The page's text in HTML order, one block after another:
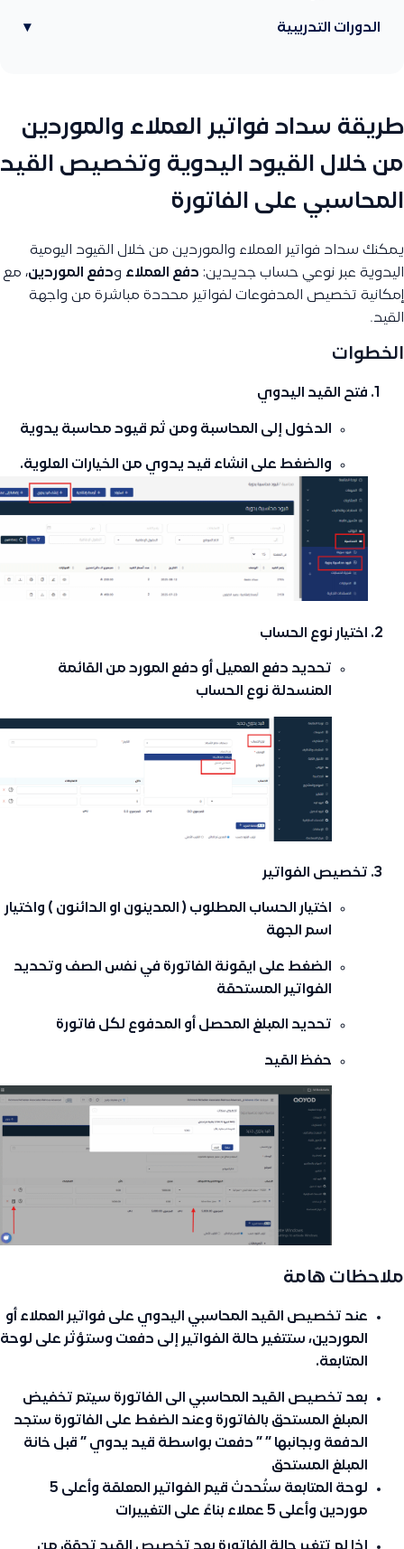
الدورات التدريبية ▾
طريقة سداد فواتير العملاء والموردين
من خلال القيود اليدوية وتخصيص القيد
المحاسبي على الفاتورة
يمكنك سداد فواتير العملاء والموردين من خلال القيود اليومية
اليدوية عبر نوعي حساب جديدين: دفع العملاء ودفع الموردين، مع
إمكانية تخصيص المدفوعات لفواتير محددة مباشرة من واجهة
القيد.
الخطوات
فتح القيد اليدوي
الدخول إلى المحاسبة ومن ثم قيود محاسبة يدوية
والضغط على انشاء قيد يدوي من الخيارات العلوية.
اختيار نوع الحساب
تحديد دفع العميل أو دفع المورد من القائمة
المنسدلة نوع الحساب
تخصيص الفواتير
اختيار الحساب المطلوب ( المدينون او الدائنون ) واختيار
اسم الجهة
الضغط على ايقونة الفاتورة في نفس الصف وتحديد
الفواتير المستحقة
تحديد المبلغ المحصل أو المدفوع لكل فاتورة
حفظ القيد
ملاحظات هامة
عند تخصيص القيد المحاسبي اليدوي على فواتير العملاء أو
الموردين، ستتغير حالة الفواتير إلى دفعت وستؤثر على لوحة
المتابعة.
بعد تخصيص القيد المحاسبي الى الفاتورة سيتم تخفيض
المبلغ المستحق بالفاتورة وعند الضغط على الفاتورة ستجد
الدفعة وبجانبها ” ” دفعت بواسطة قيد يدوي ” قبل خانة
المبلغ المستحق
لوحة المتابعة ستُحدث قيم الفواتير المعلقة وأعلى 5
موردين وأعلى 5 عملاء بناءً على التغييرات